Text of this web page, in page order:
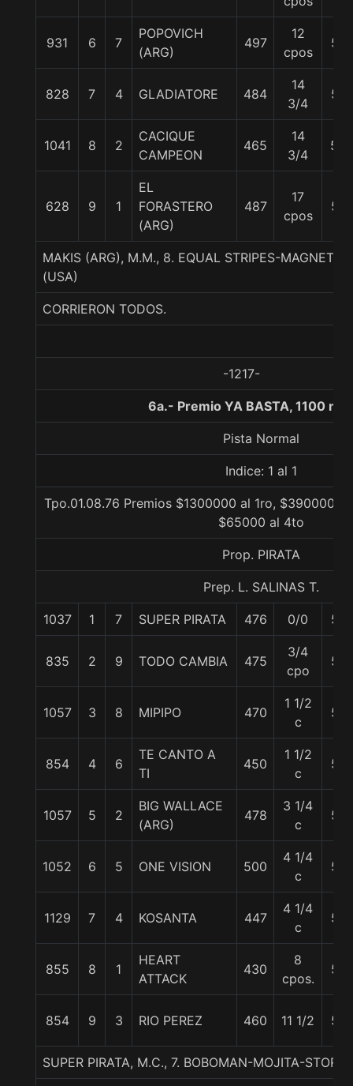
931 6 7
POPOVICH
(ARG)
497
12
cpos
57
828 7 4 GLADIATORE 484
14
3/4
57
1041 8 2
CACIQUE
CAMPEON
465
14
3/4
58
628 9 1
EL
FORASTERO
(ARG)
487
17
cpos
57
MAKIS (ARG), M.M., 8. EQUAL STRIPES-MAGNETIC
(USA)
CORRIERON TODOS.
-1217-
6a.- Premio YA BASTA, 1100
Pista Normal
Indice: 1 al 1
Tpo.01.08.76 Premios $1300000 al 1ro, $390000
$65000 al 4to
Prop. PIRATA
Prep. L. SALINAS T.
1037 1 7 SUPER PIRATA 476 0/0 57
835 2 9 TODO CAMBIA 475
3/4
cpo
57
1057 3 8 MIPIPO 470
1 1/2
c
57
854 4 6
TE CANTO A
TI
450
1 1/2
c
57
1057 5 2
BIG WALLACE
(ARG)
478
3 1/4
c
57
1052 6 5 ONE VISION 500
4 1/4
c
57
1129 7 4 KOSANTA 447
4 1/4
c
57
855 8 1
HEART
ATTACK
430
8
cpos.
57
854 9 3 RIO PEREZ 460 11 1/2 57
SUPER PIRATA, M.C., 7. BOBOMAN-MOJITA-